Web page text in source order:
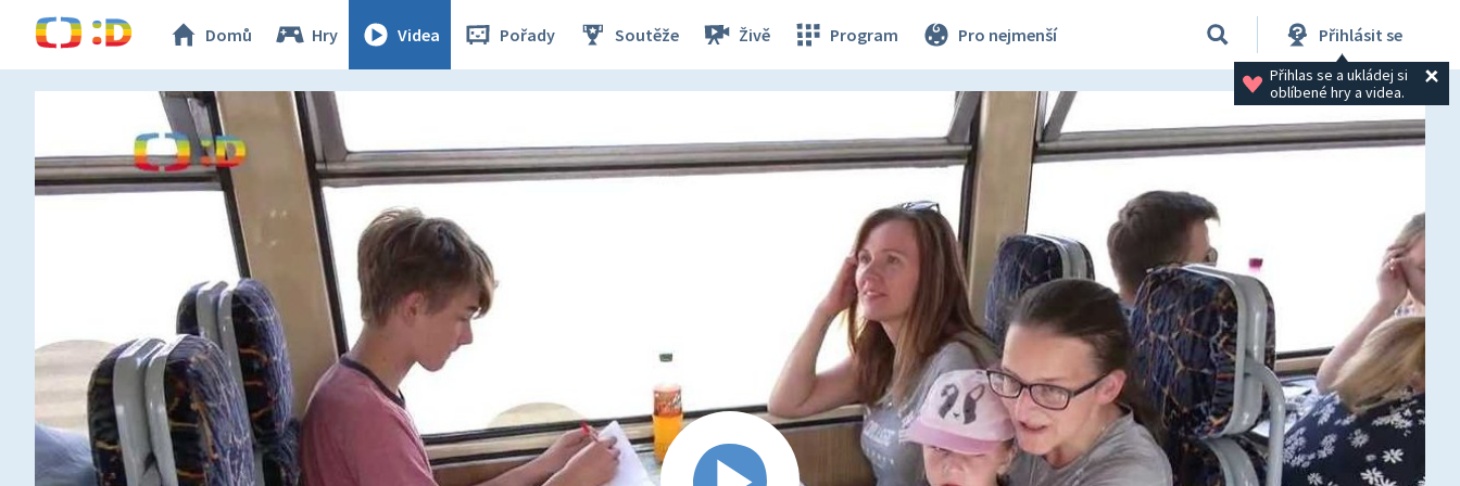
Domů Hry Videa Pořady Soutěže Živě Program Pro nejmenší Přihlásit se
Přihlas se a ukládej si
oblíbené hry a videa.